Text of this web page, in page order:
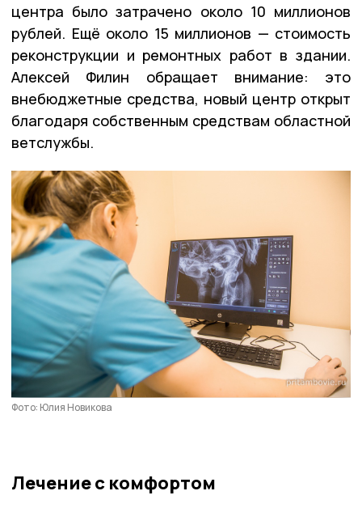
центра было затрачено около 10 миллионов
рублей. Ещё около 15 миллионов — стоимость
реконструкции и ремонтных работ в здании.
Алексей Филин обращает внимание: это
внебюджетные средства, новый центр открыт
благодаря собственным средствам областной
ветслужбы.
Фото: Юлия Новикова
Лечение с комфортом